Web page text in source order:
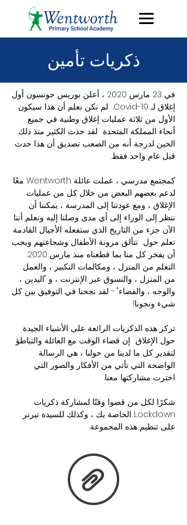
ذكريات تأمين
في 23 مارس 2020 ، أعلن بوريس جونسون أول
إغلاق لـ Covid-19. لم نكن نعلم أن هذا سيكون
الأول من ثلاثة عمليات إغلاق وطنية في جميع
أنحاء المملكة المتحدة. لقد حدث الكثير منذ ذلك
الحين لدرجة أنه من الصعب تصديق أن هذا حدث
قبل عام واحد فقط.
كمجتمع مدرسي ، عملت عائلة Wentworth معًا
لدعم بعضهم البعض من خلال كل من عمليات
الإغلاق ، ومع عودتنا إلى المدرسة ، يمكننا أن
ننظر إلى الوراء إلى أي مدى وصلنا إليه ونعلم أننا
الآن جزء من التاريخ الذي ستفعله الأجيال القادمة
تعلم حول. تتألق مرونة الأطفال وشجاعتهم ويجب
أن يفخر كل منا بما قطعناه منذ مارس 2020.
التعلم من المنزل ، ومكالمات التكبير ، والعمل
من المنزل ، والتسوق عبر الإنترنت ، و "اليدين ،
والوجه ، والفضاء" - لقد نجحنا في التوفيق بين كل
شيء ونجونا!
تركز هذه الذكريات الرائعة على الأشياء الجيدة
حول الإغلاق. إن قضاء الوقت مع العائلة والتباطؤ
لتقدير كل ما لدينا من حولنا ، هي الرسالة
الواضحة التي تأتي من الأفكار والصور التي
اخترت مشاركتها معنا.
شكرًا لكل من قضوا وقتًا لمشاركة ذكريات
Lockdown الخاصة بك ، وكذلك للسيدة تيرنر
على تنظيم هذه المجموعة.